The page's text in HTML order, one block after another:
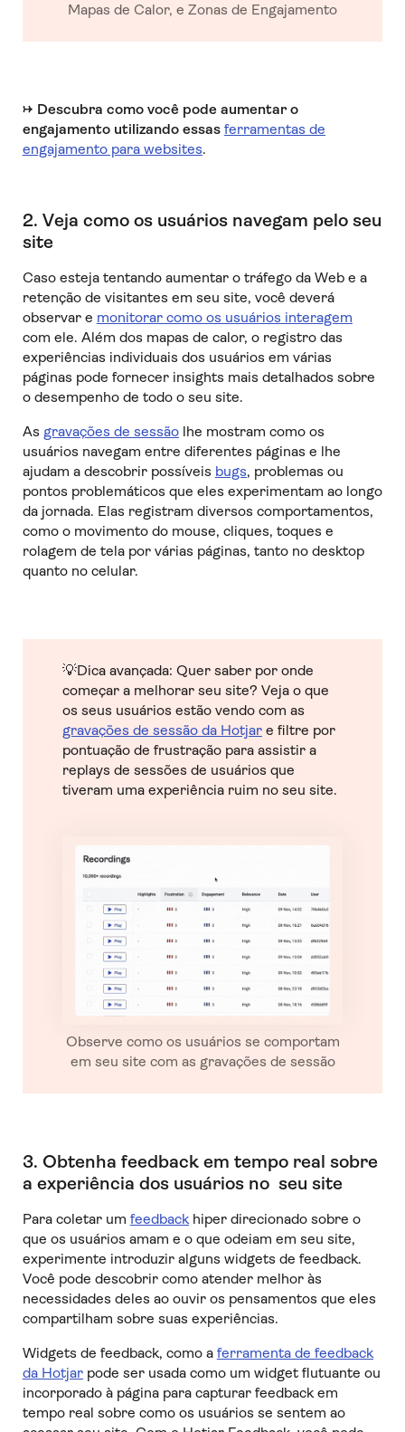
Mapas de Calor, e Zonas de Engajamento
→ Descubra como você pode aumentar o
engajamento utilizando essas ferramentas de
engajamento para websites.
2. Veja como os usuários navegam pelo seu
site
Caso esteja tentando aumentar o tráfego da Web e a
retenção de visitantes em seu site, você deverá
observar e monitorar como os usuários interagem
com ele. Além dos mapas de calor, o registro das
experiências individuais dos usuários em várias
páginas pode fornecer insights mais detalhados sobre
o desempenho de todo o seu site.
As gravações de sessãolhe mostram como os
usuários navegam entre diferentes páginas e lhe
ajudam a descobrir possíveis bugs, problemas ou
pontos problemáticos que eles experimentam ao longo
da jornada. Elas registram diversos comportamentos,
como o movimento do mouse, cliques, toques e
rolagem de tela por várias páginas, tanto no desktop
quanto no celular.
💡Dica avançada: Quer saber por onde
começar a melhorar seu site? Veja o que
os seus usuários estão vendo com as
gravações de sessão da Hotjare filtre por
pontuação de frustração para assistir a
replays de sessões de usuários que
tiveram uma experiência ruim no seu site.
Observe como os usuários se comportam
em seu site com as gravações de sessão
3. Obtenha feedback em tempo real sobre
a experiência dos usuários no seu site
Para coletar um feedbackhiper direcionado sobre o
que os usuários amam e o que odeiam em seu site,
experimente introduzir alguns widgets de feedback.
Você pode descobrir como atender melhor às
necessidades deles ao ouvir os pensamentos que eles
compartilham sobre suas experiências.
Widgets de feedback, como a ferramenta de feedback
da Hotjarpode ser usada como um widget flutuante ou
incorporado à página para capturar feedback em
tempo real sobre como os usuários se sentem ao